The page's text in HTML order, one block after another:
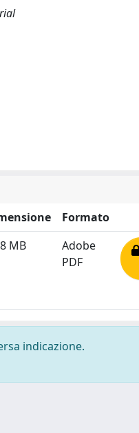
Formato
MB
Adobe
PDF
indicazione.